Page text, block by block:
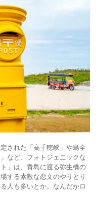
された「高千穂峡」や島全
など、フォトジェニックな
」は、青島に渡る弥生橋の
する素敵な恋文のやりとり
人も多いとか。なんだかロ